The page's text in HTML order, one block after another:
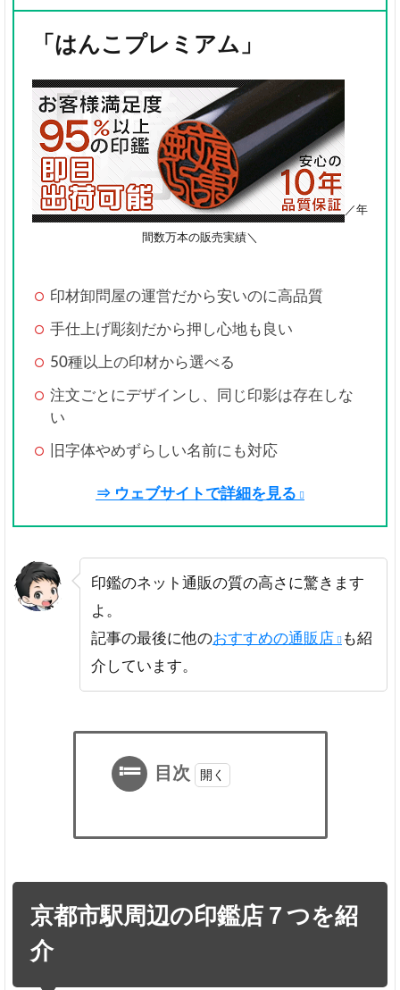
「はんこプレミアム」
／年
間数万本の販売実績＼
印材卸問屋の運営だから安いのに高品質
手仕上げ彫刻だから押し心地も良い
50種以上の印材から選べる
注文ごとにデザインし、同じ印影は存在しな
い
旧字体やめずらしい名前にも対応
⇒ ウェブサイトで詳細を見る
印鑑のネット通販の質の高さに驚きます
よ。
記事の最後に他のおすすめの通販店
も紹
介しています。
目次
市
駅
周
京都市駅周辺の印鑑店７つを紹
介